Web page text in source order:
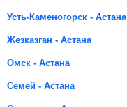
Усть-Каменогорск - Астана
Жезказган - Астана
Омск - Астана
Семей - Астана